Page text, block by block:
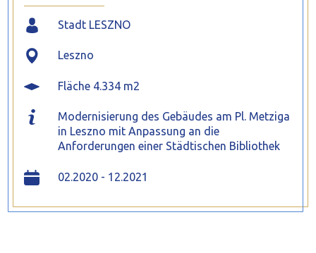
Stadt LESZNO
Leszno
Fläche 4.334 m2
Modernisierung des Gebäudes am Pl. Metziga
in Leszno mit Anpassung an die
Anforderungen einer Städtischen Bibliothek
02.2020 - 12.2021